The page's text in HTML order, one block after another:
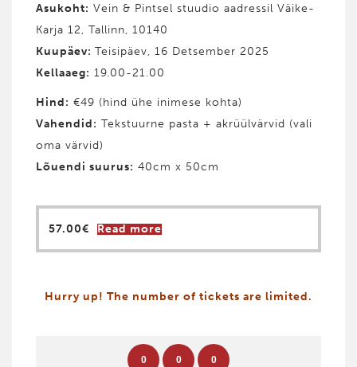
Asukoht: Vein & Pintsel stuudio aadressil Väike-
Karja 12, Tallinn, 10140
Kuupäev: Teisipäev, 16 Detsember 2025
Kellaaeg: 19.00-21.00
Hind: €49 (hind ühe inimese kohta)
Vahendid: Tekstuurne pasta + akrüülvärvid (vali
oma värvid)
Lõuendi suurus: 40cm x 50cm
57.00€ Read more
Hurry up! The number of tickets are limited.
0 0 0